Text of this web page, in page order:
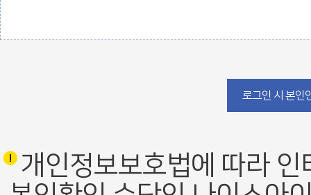
로그인 폼
로그인 시 본인
개인정보보호법에 따라